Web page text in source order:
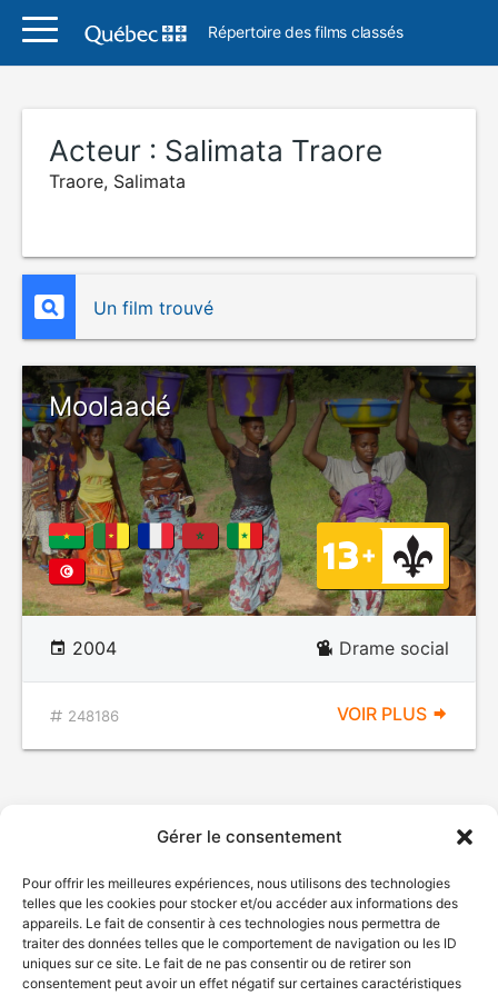
Gérer le consentement
Pour offrir les meilleures expériences, nous utilisons des technologies
telles que les cookies pour stocker et/ou accéder aux informations des
appareils. Le fait de consentir à ces technologies nous permettra de
traiter des données telles que le comportement de navigation ou les ID
uniques sur ce site. Le fait de ne pas consentir ou de retirer son
consentement peut avoir un effet négatif sur certaines caractéristiques
Répertoire des films classés
Acteur : Salimata Traore
Traore, Salimata
Un film trouvé
Moolaadé
2004 Drame social
248186 VOIR PLUS